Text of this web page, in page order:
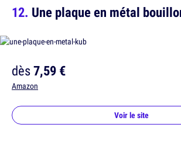
Une plaque en métal
dès7,59 €
Amazon
Voir le site